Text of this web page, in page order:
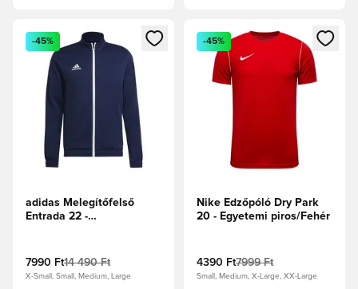
Megnyit egy modált a bejelentkezéshez vagy a tagként
-45%
adidas Melegítőfelső
Entrada 22 -
7990 Ft14 490 Ft
X-Small, Small, Medium, Large
Megnyit egy modált a
-45%
Nike Edzőpóló Dry Park
20 - Egyetemi piros/Fehér
4390 Ft7999 Ft
Small, Medium, X-Large, XX-Large